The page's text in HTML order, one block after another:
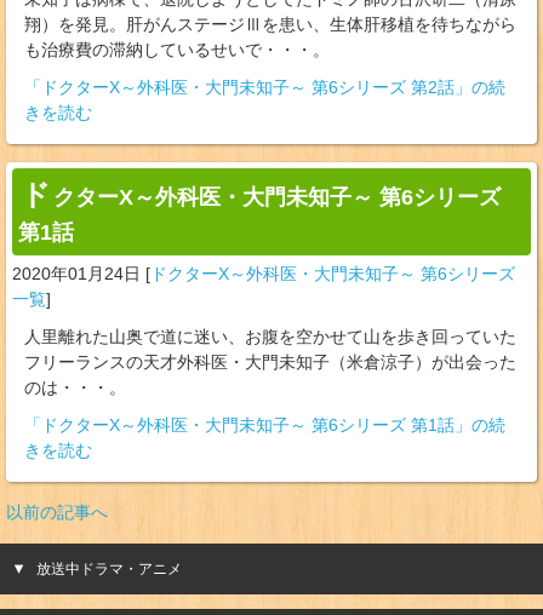
翔）を発見。肝がんステージⅢを患い、生体肝移植を待ちながら
も治療費の滞納しているせいで・・・。
「ドクターX～外科医・大門未知子～ 第6シリーズ 第2話」の続
きを読む
ド クターX～外科医・大門未知子～ 第6シリーズ
第1話
2020年01月24日 [ ドクターX～外科医・大門未知子～ 第6シリーズ
一覧]
人里離れた山奥で道に迷い、お腹を空かせて山を歩き回っていた
フリーランスの天才外科医・大門未知子（米倉涼子）が出会った
のは・・・。
「ドクターX～外科医・大門未知子～ 第6シリーズ 第1話」の続
きを読む
以前の記事へ
放送中ドラマ・アニメ